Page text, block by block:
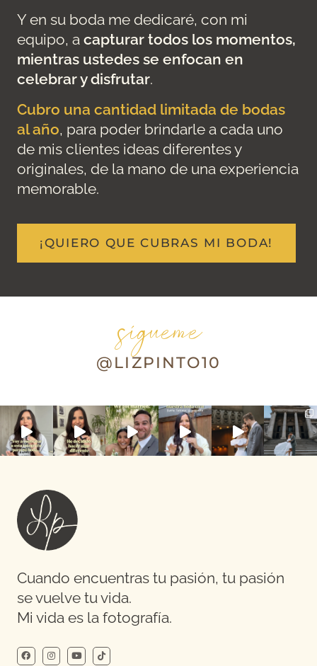
Y en su boda me dedicaré, con mi
equipo, a capturar todos los momentos,
mientras ustedes se enfocan en
celebrar y disfrutar.
Cubro una cantidad limitada de bodas
al año, para poder brindarle a cada uno
de mis clientes ideas diferentes y
originales, de la mano de una experiencia
memorable.
¡QUIERO QUE CUBRAS MI BODA!
sígueme
@LIZPINTO10
Cuando encuentras tu pasión, tu pasión
se vuelve tu vida.
Mi vida es la fotografía.